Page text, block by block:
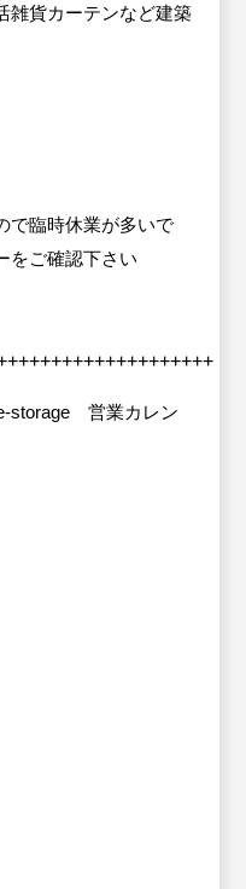
雑貨カーテンなど建築
で臨時休業が多いで
ご確認下さい
storage 営業カレン